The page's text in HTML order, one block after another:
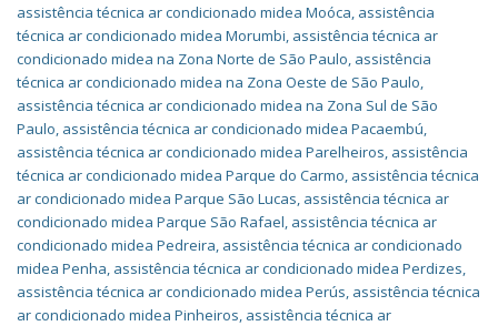
assistência técnica ar condicionado midea Moóca, assistência
técnica ar condicionado midea Morumbi, assistência técnica ar
condicionado midea na Zona Norte de São Paulo, assistência
técnica ar condicionado midea na Zona Oeste de São Paulo,
assistência técnica ar condicionado midea na Zona Sul de São
Paulo, assistência técnica ar condicionado midea Pacaembú,
assistência técnica ar condicionado midea Parelheiros, assistência
técnica ar condicionado midea Parque do Carmo, assistência técnica
ar condicionado midea Parque São Lucas, assistência técnica ar
condicionado midea Parque São Rafael, assistência técnica ar
condicionado midea Pedreira, assistência técnica ar condicionado
midea Penha, assistência técnica ar condicionado midea Perdizes,
assistência técnica ar condicionado midea Perús, assistência técnica
ar condicionado midea Pinheiros, assistência técnica ar